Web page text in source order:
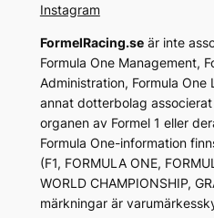
Instagram
FormelRacing.seär inte
Formula One Management,
Administration, Formula One
annat dotterbolag
organen av Formel 1 eller
Formula One-information
(F1, FORMULA ONE,
WORLD CHAMPIONSHIP,
märkningar är